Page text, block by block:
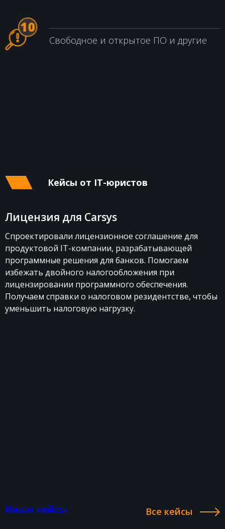
Свободное и открытое ПО и другие
Кейсы от IT-юристов
Лицензия для Carsys
Спроектировали лицензионное соглашение для
продуктовой IT-компании, разрабатывающей
программные решения для банков. Помогаем
избежать двойного налогообложения при
лицензировании программного обеспечения.
Получаем справки о налоговом резидентстве, чтобы
уменьшить налоговую нагрузку.
Наши кейсы Все кейсы